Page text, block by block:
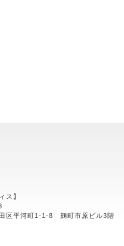
ス】
区平河町1-1-8 麹町市原ビル3階